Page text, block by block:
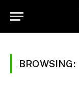
BROWSING: